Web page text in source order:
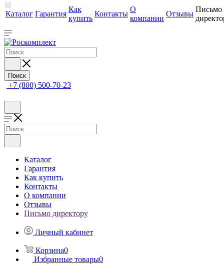
Каталог Гарантия
Как
купить
Контакты
О
компании
Отзывы
Письмо
Поиск
+7 (800) 500-70-23
Каталог
Гарантия
Как купить
Контакты
О компании
Отзывы
Письмо директору
Личный кабинет
Корзина0
Избранные товары0